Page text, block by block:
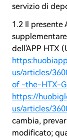
servizio di
1.2 Il presente
dell'APP HTX
us/articles/
of -the-HTX-
https://
us/articles/
cambia,
modificato;